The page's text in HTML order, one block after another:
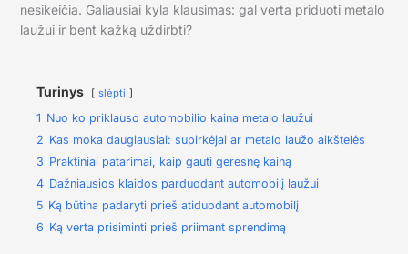
nesikeičia. Galiausiai kyla klausimas: gal verta priduoti metalo
laužui ir bent kažką uždirbti?
Turinys slėpti
1 Nuo ko priklauso automobilio kaina metalo laužui
2 Kas moka daugiausiai: supirkėjai ar metalo laužo aikštelės
3 Praktiniai patarimai, kaip gauti geresnę kainą
4 Dažniausios klaidos parduodant automobilį laužui
5 Ką būtina padaryti prieš atiduodant automobilį
6 Ką verta prisiminti prieš priimant sprendimą